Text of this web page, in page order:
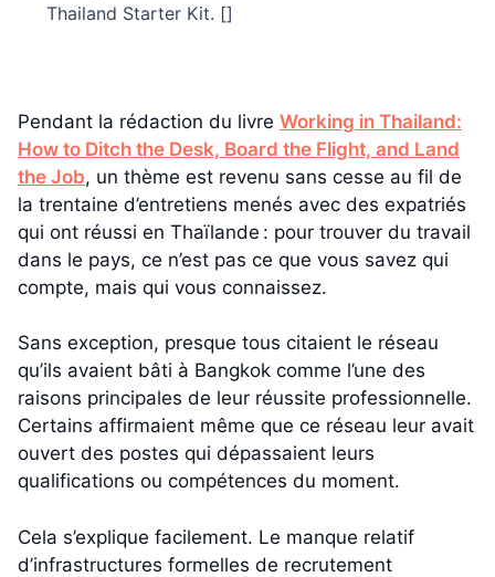
Thailand Starter Kit. []
Pendant la rédaction du livre Working in Thailand:
How to Ditch the Desk, Board the Flight, and Land
the Job, un thème est revenu sans cesse au fil de
la trentaine d’entretiens menés avec des expatriés
qui ont réussi en Thaïlande : pour trouver du travail
dans le pays, ce n’est pas ce que vous savez qui
compte, mais qui vous connaissez.
Sans exception, presque tous citaient le réseau
qu’ils avaient bâti à Bangkok comme l’une des
raisons principales de leur réussite professionnelle.
Certains affirmaient même que ce réseau leur avait
ouvert des postes qui dépassaient leurs
qualifications ou compétences du moment.
Cela s’explique facilement. Le manque relatif
d’infrastructures formelles de recrutement